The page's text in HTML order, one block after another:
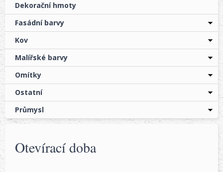
Dekorační hmoty
Fasádní barvy
Kov
Malířské barvy
Omítky
Ostatní
Průmysl
Otevírací doba